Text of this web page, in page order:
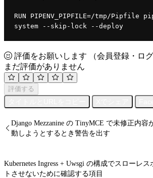
RUN PIPENV_PIPFILE=/tmp/
system --skip-lock --deploy
評価をお願いします
（会員登録・ロ
まだ評価がありません
評価する
Django Mezzanine の TinyMCE で未修正内容
動しようとするとき警告を出す
Kubernetes Ingress + Uwsgi の構成でスローレ
トさせないために確認する項目